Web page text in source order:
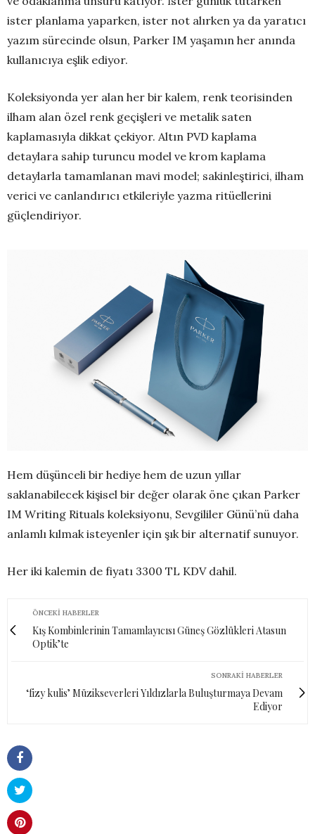
ister planlama yaparken, ister not alırken ya da yaratıcı
yazım sürecinde olsun, Parker IM yaşamın her anında
kullanıcıya eşlik ediyor.
Koleksiyonda yer alan her bir kalem, renk teorisinden
ilham alan özel renk geçişleri ve metalik saten
kaplamasıyla dikkat çekiyor. Altın PVD kaplama
detaylara sahip turuncu model ve krom kaplama
detaylarla tamamlanan mavi model; sakinleştirici, ilham
verici ve canlandırıcı etkileriyle yazma ritüellerini
güçlendiriyor.
Hem düşünceli bir hediye hem de uzun yıllar
saklanabilecek kişisel bir değer olarak öne çıkan Parker
IM Writing Rituals koleksiyonu, Sevgililer Günü’nü daha
anlamlı kılmak isteyenler için şık bir alternatif sunuyor.
Her iki kalemin de fiyatı 3300 TL KDV dahil.
ÖNCEKI HABERLER
Kış Kombinlerinin Tamamlayıcısı Güneş Gözlükleri Atasun
Optik’te
SONRAKI HABERLER
‘fizy kulis’ Müzikseverleri Yıldızlarla Buluşturmaya Devam
Ediyor